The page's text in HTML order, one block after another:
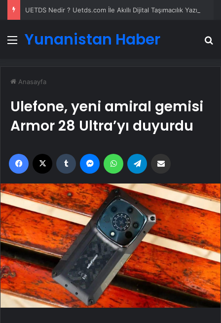
Menü
Yunanistan Haber
Anasayfa
Ulefone, yeni amiral gemisi
Armor 28 Ultra’yı duyurdu
Facebook Tumblr MessengerWhatsApp